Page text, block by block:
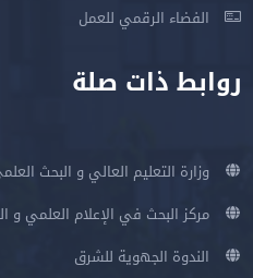
الفضاء الرقمي للعمل
روابط ذات صلة
وزارة التعليم العالي و البحث
مركز البحث في الإعلام العلمي و
الندوة الجهوية للشرق